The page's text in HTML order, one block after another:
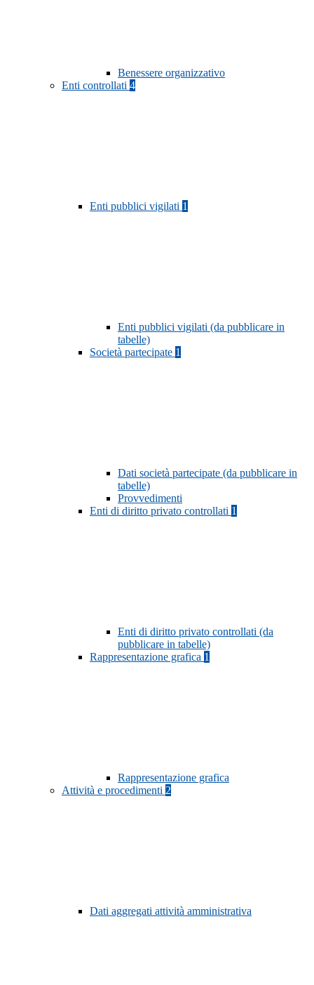
Benessere organizzativo
Enti controllati 4
Enti pubblici vigilati 1
Enti pubblici vigilati (da pubblicare in
tabelle)
Società partecipate 1
Dati società partecipate (da pubblicare in
tabelle)
Provvedimenti
Enti di diritto privato controllati 1
Enti di diritto privato controllati (da
pubblicare in tabelle)
Rappresentazione grafica 1
Rappresentazione grafica
Attività e procedimenti 2
Dati aggregati attività amministrativa